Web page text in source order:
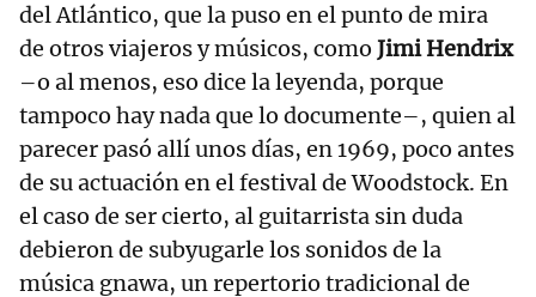
del Atlántico, que la puso en el punto de mira
de otros viajeros y músicos, como Jimi Hendrix
–o al menos, eso dice la leyenda, porque
tampoco hay nada que lo documente–, quien al
parecer pasó allí unos días, en 1969, poco antes
de su actuación en el festival de Woodstock. En
el caso de ser cierto, al guitarrista sin duda
debieron de subyugarle los sonidos de la
música gnawa, un repertorio tradicional de